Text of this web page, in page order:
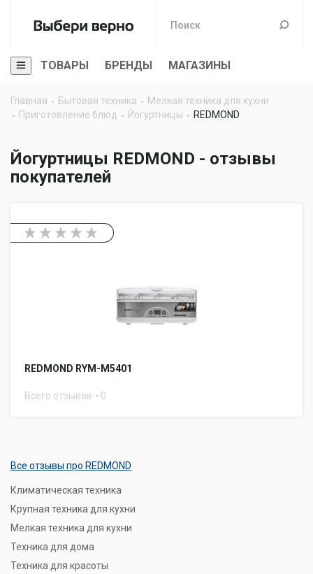
ТОВАРЫ БРЕНДЫ МАГАЗИНЫ
Главная Бытовая техника
Мелкая техника для кухни
Приготовление блюд
Йогуртницы REDMOND
Йогуртницы REDMOND - отзывы
покупателей
REDMOND RYM-M5401
Всего отзывов 0
Все отзывы про REDMOND
Климатическая техника
Крупная техника для кухни
Мелкая техника для кухни
Техника для дома
Техника для красоты